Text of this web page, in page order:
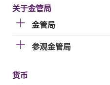
关于金管局
金管局
参观金管局
货币